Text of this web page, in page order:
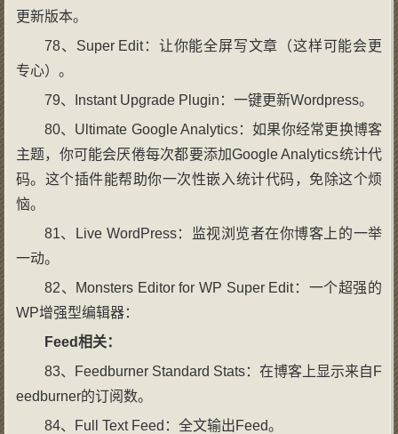
更新版本。
78、Super Edit：让你能全屏写文章（这样可能会更
专心）。
79、Instant Upgrade Plugin：一键更新Wordpress。
80、Ultimate Google Analytics：如果你经常更换博客
主题，你可能会厌倦每次都要添加Google Analytics统计代
码。这个插件能帮助你一次性嵌入统计代码，免除这个烦
恼。
81、Live WordPress：监视浏览者在你博客上的一举
一动。
82、Monsters Editor for WP Super Edit：一个超强的
WP增强型编辑器：
Feed相关：
83、Feedburner Standard Stats：在博客上显示来自F
eedburner的订阅数。
84、Full Text Feed：全文输出Feed。